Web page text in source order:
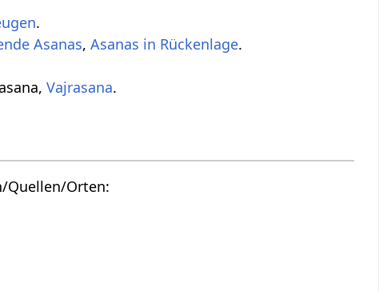
.
Asanas,Asanas in Rückenlage.
Vajrasana.
Quellen/Orten: